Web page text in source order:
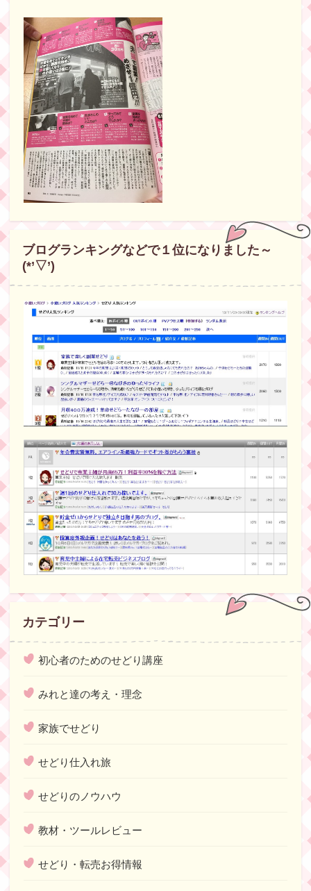
ブログランキングなどで１位になりました～
(*’▽’)
カテゴリー
初心者のためのせどり講座
みれと達の考え・理念
家族でせどり
せどり仕入れ旅
せどりのノウハウ
教材・ツールレビュー
せどり・転売お得情報